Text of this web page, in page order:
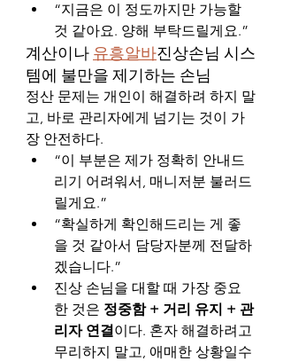
“지금은 이 정도까지만 가능할
것 같아요. 양해 부탁드릴게요.”
계산이나 유흥알바진상손님 시스
템에 불만을 제기하는 손님
정산 문제는 개인이 해결하려 하지 말
고, 바로 관리자에게 넘기는 것이 가
장 안전하다.
“이 부분은 제가 정확히 안내드
리기 어려워서, 매니저분 불러드
릴게요.”
“확실하게 확인해드리는 게 좋
을 것 같아서 담당자분께 전달하
겠습니다.”
진상 손님을 대할 때 가장 중요
한 것은 정중함 + 거리 유지 + 관
리자 연결이다. 혼자 해결하려고
무리하지 말고, 애매한 상황일수